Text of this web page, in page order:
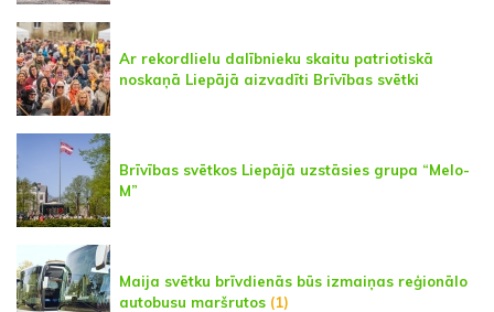
Ar rekordlielu dalībnieku skaitu patriotiskā
noskaņā Liepājā aizvadīti Brīvības svētki
Brīvības svētkos Liepājā uzstāsies grupa “Melo-
M”
Maija svētku brīvdienās būs izmaiņas reģionālo
autobusu maršrutos (1)